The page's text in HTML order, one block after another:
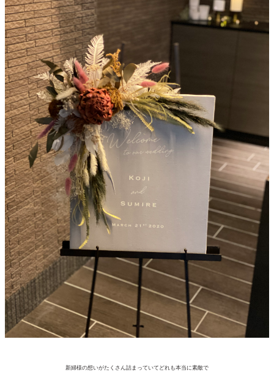
新婦様の想いがたくさん詰まっていてどれも本当に素敵で